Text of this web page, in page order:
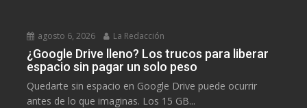
agosto 6, 2026 La Redacción
¿Google Drive lleno? Los trucos para liberar
espacio sin pagar un solo peso
Quedarte sin espacio en Google Drive puede ocurrir
antes de lo que imaginas. Los 15 GB...